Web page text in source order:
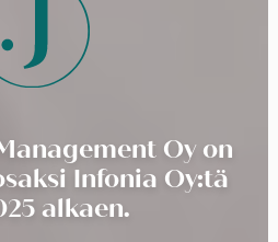
Oy on
Infonia Oy:tä
alkaen.